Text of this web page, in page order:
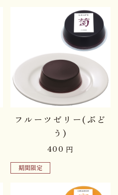
フルーツゼリー(ぶど
う)
400 円
期間限定